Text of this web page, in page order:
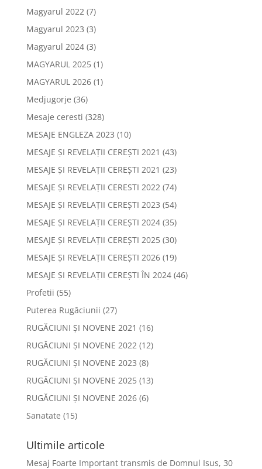
Magyarul 2022(7)
Magyarul 2023 (3)
Magyarul 2024(3)
MAGYARUL 2025(1)
MAGYARUL 2026(1)
Medjugorje (36)
Mesaje ceresti (328)
MESAJE ENGLEZA 2023 (10)
MESAJE ȘI REVELAȚII CEREȘTI 2021 (43)
MESAJE ȘI REVELAȚII CEREȘTI 2021 (23)
MESAJE ȘI REVELAȚII CERESTI 2022(74)
MESAJE ȘI REVELAȚII CEREȘTI 2023 (54)
MESAJE ȘI REVELAȚII CEREȘTI 2024(35)
MESAJE ȘI REVELAȚII CEREȘTI 2025(30)
MESAJE ȘI REVELAȚII CEREȘTI 2026(19)
MESAJE ȘI REVELAȚII CEREȘTI ÎN 2024(46)
Profetii (55)
Puterea Rugăciunii (27)
RUGĂCIUNI ȘI NOVENE 2021 (16)
RUGĂCIUNI ȘI NOVENE 2022(12)
RUGĂCIUNI ȘI NOVENE 2023 (8)
RUGĂCIUNI ȘI NOVENE 2025(13)
RUGĂCIUNI ȘI NOVENE 2026(6)
Sanatate (15)
Ultimile articole
Mesaj Foarte Important transmis de Domnul Isus, 30